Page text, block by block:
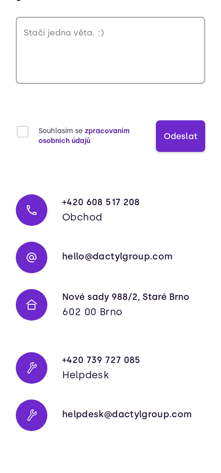
Souhlasím se zpracovaním
osobních údajů
Odeslat
+420 608 517 208
Obchod
hello@dactylgroup.com
Nové sady 988/2, Staré Brno
602 00 Brno
+420 739 727 085
Helpdesk
helpdesk@dactylgroup.com